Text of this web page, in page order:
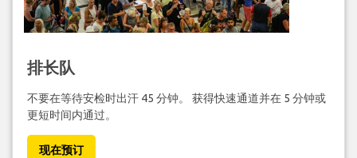
排长队
不要在等待安检时出汗 45 分钟。 获得快速通道并在 5 分钟或
更短时间内通过。
现在预订